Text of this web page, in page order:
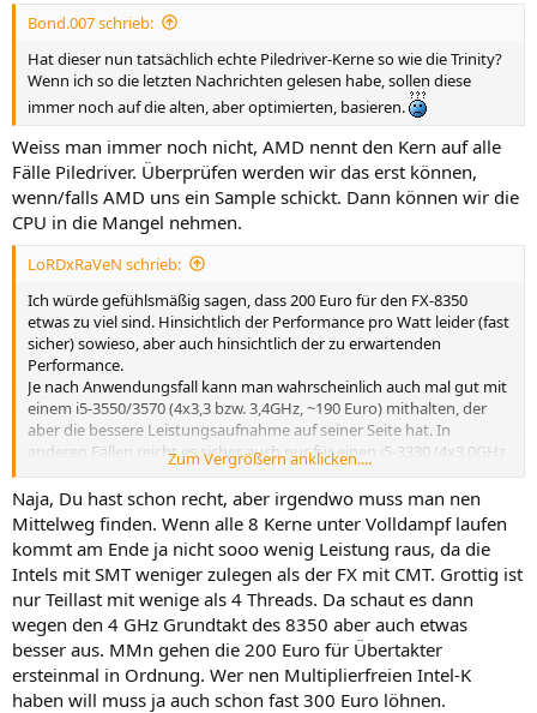
Bond.007 schrieb:
Hat dieser nun tatsächlich echte Piledriver-Kerne so wie die Trinity?
Wenn ich so die letzten Nachrichten gelesen habe, sollen diese
immer noch auf die alten, aber optimierten, basieren.
Weiss man immer noch nicht, AMD nennt den Kern auf alle
Fälle Piledriver. Überprüfen werden wir das erst können,
wenn/falls AMD uns ein Sample schickt. Dann können wir die
CPU in die Mangel nehmen.
LoRDxRaVeN schrieb:
Ich würde gefühlsmäßig sagen, dass 200 Euro für den FX-8350
etwas zu viel sind. Hinsichtlich der Performance pro Watt leider (fast
sicher) sowieso, aber auch hinsichtlich der zu erwartenden
Performance.
Je nach Anwendungsfall kann man wahrscheinlich auch mal gut mit
einem i5-3550/3570 (4x3,3 bzw. 3,4GHz, ~190 Euro) mithalten, der
aber die bessere Leistungsaufnahme auf seiner Seite hat. In
anderen Fällen reicht es sicher auch nur für einen i5-3330 (4x3,0GHz,
Würde man also den FX-8350 ähnlich einpreisen wie den i5-3330,
hätte man wahrscheinlich auf relativ breiter Basis etwas mehr
Leistungsfähigkeit, aber den Nachteil der höheren
Leistungsaufnahme. So würde das mMn passen, um im Retailmarkt
einen brauchbares Image hinsichtlich Preisleistungsverhältnis zu
ernten.
Zum Vergrößern anklicken....
Naja, Du hast schon recht, aber irgendwo muss man nen
Mittelweg finden. Wenn alle 8 Kerne unter Volldampf laufen
kommt am Ende ja nicht sooo wenig Leistung raus, da die
Intels mit SMT weniger zulegen als der FX mit CMT. Grottig ist
nur Teillast mit wenige als 4 Threads. Da schaut es dann
wegen den 4 GHz Grundtakt des 8350 aber auch etwas
besser aus. MMn gehen die 200 Euro für Übertakter
ersteinmal in Ordnung. Wer nen Multiplierfreien Intel-K
haben will muss ja auch schon fast 300 Euro löhnen.